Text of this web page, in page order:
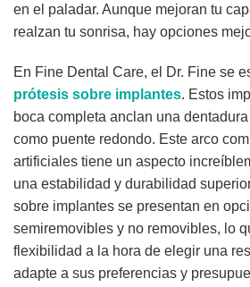
en el paladar. Aunque mejoran tu
realzan tu sonrisa, hay opciones
En Fine Dental Care, el Dr. Fine se
prótesis sobre implantes. Estos
boca completa anclan una
como puente redondo. Este arco
artificiales tiene un aspecto
una estabilidad y durabilidad
sobre implantes se presentan en
semiremovibles y no removibles, lo
flexibilidad a la hora de elegir una
adapte a sus preferencias y